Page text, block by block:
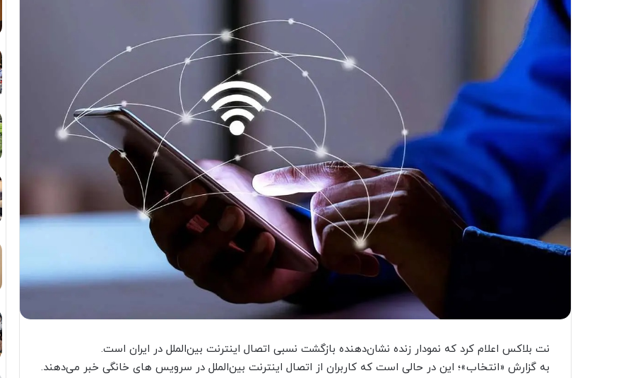
نت بلاکس اعلام کرد که نمودار زنده نشان‌دهنده بازگشت نسبی اتصال اینترنت بین‌الملل در ایران است.
به گزارش «انتخاب»؛ این در حالی است که کاربران از اتصال اینترنت بین‌الملل در سرویس های خانگی خبر می‌دهند.